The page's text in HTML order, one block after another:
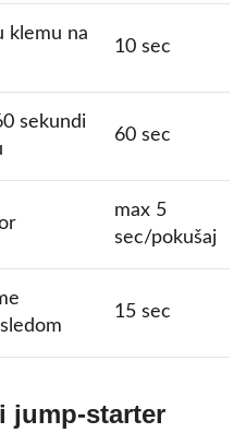
klemu na
10 sec
sekundi
60 sec
max 5
sec/pokušaj
15 sec
jump-starter